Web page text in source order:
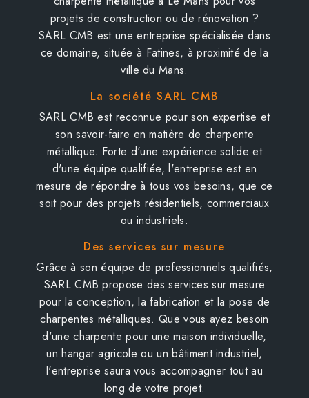
projets de construction ou de rénovation ?
SARL CMB est une entreprise spécialisée dans
ce domaine, située à Fatines, à proximité de la
ville du Mans.
La société SARL CMB
SARL CMB est reconnue pour son expertise et
son savoir-faire en matière de charpente
métallique. Forte d'une expérience solide et
d'une équipe qualifiée, l'entreprise est en
mesure de répondre à tous vos besoins, que ce
soit pour des projets résidentiels, commerciaux
ou industriels.
Des services sur mesure
Grâce à son équipe de professionnels qualifiés,
SARL CMB propose des services sur mesure
pour la conception, la fabrication et la pose de
charpentes métalliques. Que vous ayez besoin
d'une charpente pour une maison individuelle,
un hangar agricole ou un bâtiment industriel,
l'entreprise saura vous accompagner tout au
long de votre projet.